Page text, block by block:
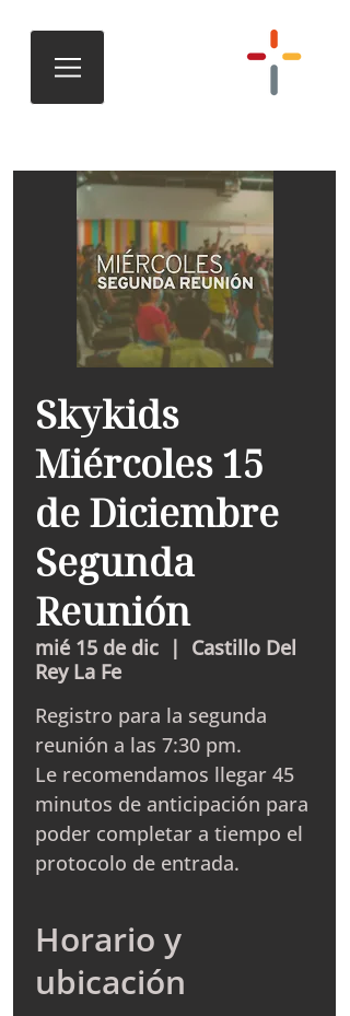
Skykids
Miércoles 15
de Diciembre
Segunda
Reunión
mié 15 de dic
  |
Castillo Del
Rey La Fe
Registro para la segunda
reunión a las 7:30 pm.
Le recomendamos llegar 45
minutos de anticipación para
poder completar a tiempo el
protocolo de entrada.
Horario y
ubicación